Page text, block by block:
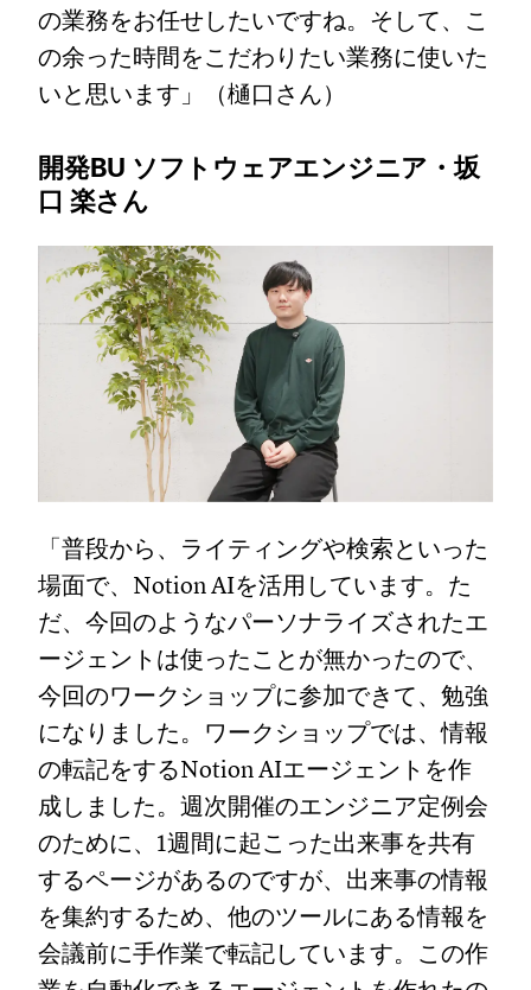
の業務をお任せしたいですね。そして、こ
の余った時間をこだわりたい業務に使いた
いと思います」（樋口さん）
開発BU ソフトウェアエンジニア・坂
口 楽さん
「普段から、ライティングや検索といった
場面で、Notion AIを活用しています。た
だ、今回のようなパーソナライズされたエ
ージェントは使ったことが無かったので、
今回のワークショップに参加できて、勉強
になりました。ワークショップでは、情報
の転記をするNotion AIエージェントを作
成しました。週次開催のエンジニア定例会
のために、1週間に起こった出来事を共有
するページがあるのですが、出来事の情報
を集約するため、他のツールにある情報を
会議前に手作業で転記しています。この作